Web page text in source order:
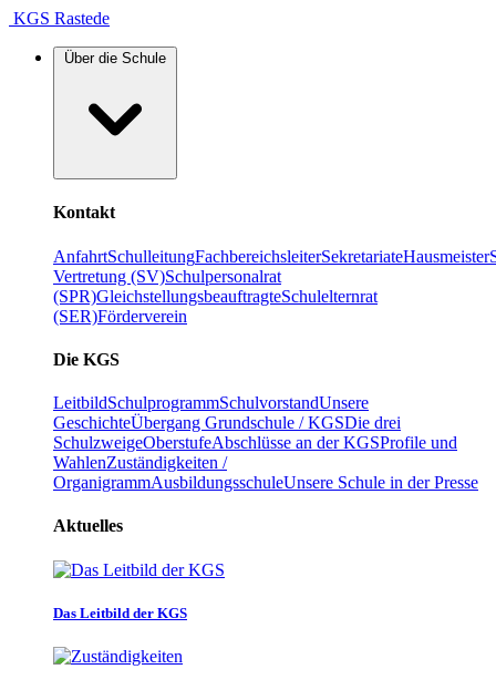
KGS Rastede
Über die Schule
Kontakt
AnfahrtSchulleitungFachbereichsleiterSekretariateHausmeister
Vertretung (SV)Schulpersonalrat
(SPR)GleichstellungsbeauftragteSchulelternrat
(SER)Förderverein
Die KGS
LeitbildSchulprogrammSchulvorstandUnsere
GeschichteÜbergang Grundschule / KGSDie drei
SchulzweigeOberstufeAbschlüsse an der KGSProfile und
WahlenZuständigkeiten /
OrganigrammAusbildungsschuleUnsere Schule in der Presse
Aktuelles
Das Leitbild der KGS